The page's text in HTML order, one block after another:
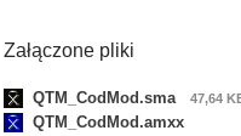
Załączone pliki
QTM_CodMod.sma 47,64
QTM_CodMod.amxx